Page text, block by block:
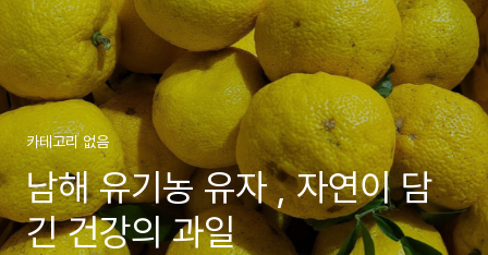
카테고리 없음
남해 유기농 유자 , 자연이 담
긴 건강의 과일